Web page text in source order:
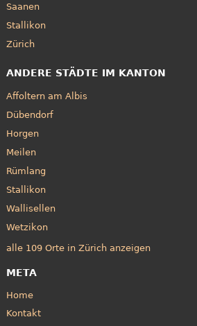
Saanen
Stallikon
Zürich
ANDERE STÄDTE IM KANTON
Affoltern am Albis
Dübendorf
Horgen
Meilen
Rümlang
Stallikon
Wallisellen
Wetzikon
alle 109 Orte in Zürich anzeigen
META
Home
Kontakt